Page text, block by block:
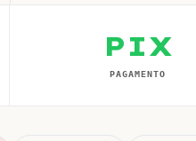
PIX
PAGAMENTO